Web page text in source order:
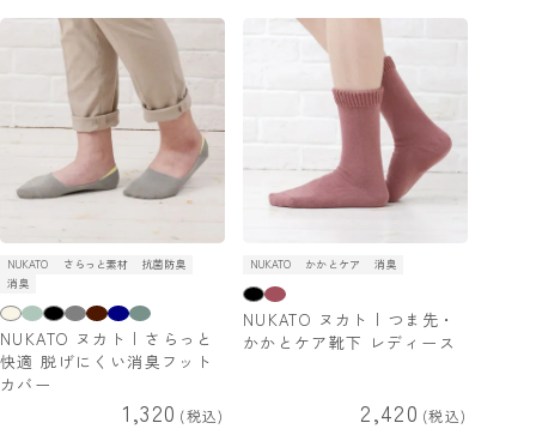
NUKATO さらっと素材
抗菌防臭
消臭
NUKATO ヌカト | さらっと
快適 脱げにくい消臭フット
カバー
1,320 税込
NUKATO かかとケア 消臭
NUKATO ヌカト | つま先・
かかとケア靴下 レディース
2,420 税込